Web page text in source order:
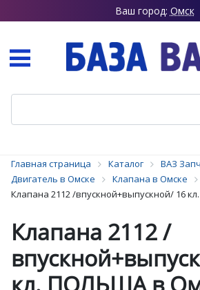
Ваш город: Омск
Главная страница Каталог
ВАЗ
Двигатель в Омске
Клапана в Омске
Клапана 2112 /впускной+выпускной/ 16
Клапана 2112 /